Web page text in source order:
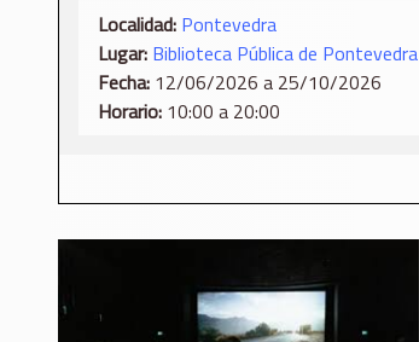
Localidad: Pontevedra
Lugar: Biblioteca Pública de Pontevedra
Fecha: 12/06/2026 a 25/10/2026
Horario: 10:00 a 20:00